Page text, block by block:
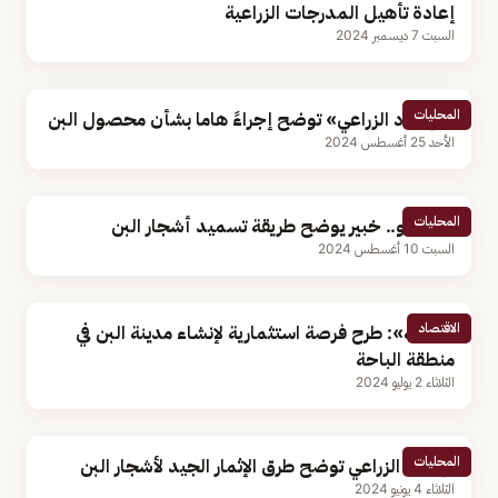
إعادة تأهيل المدرجات الزراعية
السبت 7 ديسمبر 2024
المحليات
«الإرشاد الزراعي» توضح إجراءً هاما بشأن محصول البن
الأحد 25 أغسطس 2024
المحليات
بالفيديو.. خبير يوضح طريقة تسميد أشجار البن
السبت 10 أغسطس 2024
الاقتصاد
«البيئة»: طرح فرصة استثمارية لإنشاء مدينة البن في
منطقة الباحة
الثلاثاء 2 يوليو 2024
المحليات
الإرشاد الزراعي توضح طرق الإثمار الجيد لأشجار البن
الثلاثاء 4 يونيو 2024